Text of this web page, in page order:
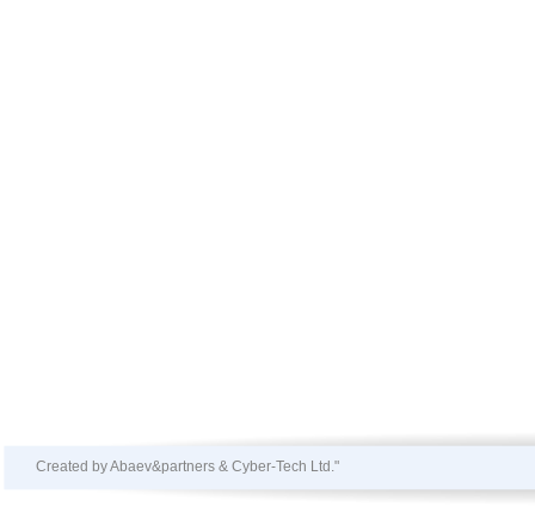
Created by Abaev&partners & Cyber-Tech Ltd."